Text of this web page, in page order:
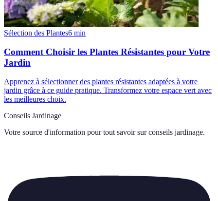
Sélection des Plantes6 min
Comment Choisir les Plantes Résistantes pour Votre
Jardin
Apprenez à sélectionner des plantes résistantes adaptées à votre
jardin grâce à ce guide pratique. Transformez votre espace vert avec
les meilleures choix.
Conseils Jardinage
Votre source d'information pour tout savoir sur conseils jardinage.